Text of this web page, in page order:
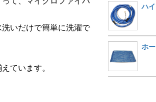
いだけで簡単に洗濯で
ています。
ハ
ホ